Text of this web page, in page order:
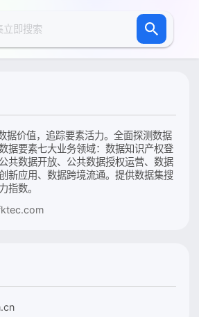
据价值，追踪要素活力。全面探测数据
据要素七大业务领域：数据知识产权登
共数据开放、公共数据授权运营、数据
新应用、数据跨境流通。提供数据集搜
指数。